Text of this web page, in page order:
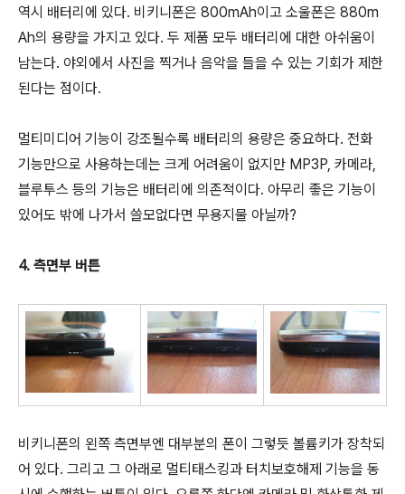
역시 배터리에 있다. 비키니폰은 800mAh이고 소울폰은 880m
Ah의 용량을 가지고 있다. 두 제품 모두 배터리에 대한 아쉬움이
남는다. 야외에서 사진을 찍거나 음악을 들을 수 있는 기회가 제한
된다는 점이다.
멀티미디어 기능이 강조될수록 배터리의 용량은 중요하다. 전화
기능만으로 사용하는데는 크게 어려움이 없지만 MP3P, 카메라,
블루투스 등의 기능은 배터리에 의존적이다. 아무리 좋은 기능이
있어도 밖에 나가서 쓸모없다면 무용지물 아닐까?
4. 측면부 버튼
비키니폰의 왼쪽 측면부엔 대부분의 폰이 그렇듯 볼륨키가 장착되
어 있다. 그리고 그 아래로 멀티태스킹과 터치보호해제 기능을 동